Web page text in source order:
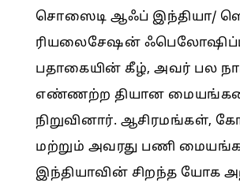
சொஸைடி ஆஃப் இந்தியா/
ரியலைசேஷன்
பதாகையின் கீழ், அவர் பல
எண்ணற்ற தியான
நிறுவினார். ஆசிரமங்கள்,
மற்றும் அவரது பணி
இந்தியாவின் சிறந்த யோக